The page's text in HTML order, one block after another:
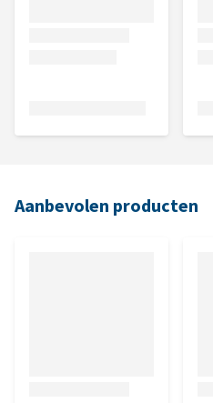
Aanbevolen producten